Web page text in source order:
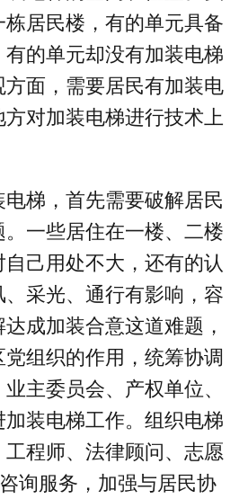
居民楼，有的单元具备
的单元却没有加装电梯
面，需要居民有加装电
对加装电梯进行技术上
梯，首先需要破解居民
一些居住在一楼、二楼
己用处不大，还有的认
采光、通行有影响，容
成加装合意这道难题，
组织的作用，统筹协调
主委员会、产权单位、
装电梯工作。组织电梯
程师、法律顾问、志愿
询服务，加强与居民协